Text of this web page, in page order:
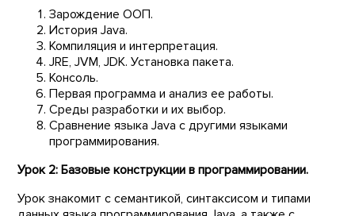
Зарождение ООП.
История Java.
Компиляция и интерпретация.
JRE, JVM, JDK. Установка пакета.
Консоль.
Первая программа и анализ ее работы.
Среды разработки и их выбор.
Сравнение языка Java с другими языками
программирования.
Урок 2: Базовые конструкции в программировании.
Урок знакомит с семантикой, синтаксисом и типами